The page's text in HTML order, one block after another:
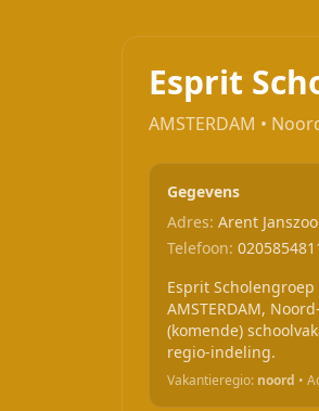
Esprit
AMSTERDAM •
Gegevens
Adres: Arent
Telefoon:
Esprit Scholengroep
AMSTERDAM,
(komende)
regio-indeling.
Vakantieregio: noord •